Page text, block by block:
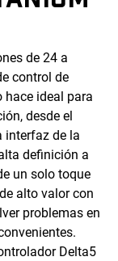
de 24 a
control de
hace ideal para
desde el
interfaz de la
definición a
un solo toque
alto valor con
problemas en
Delta5